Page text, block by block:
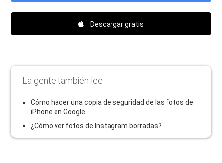
Descargar gratis
La gente también lee
Cómo hacer una copia de seguridad de las fotos de
iPhone en Google
¿Cómo ver fotos de Instagram borradas?